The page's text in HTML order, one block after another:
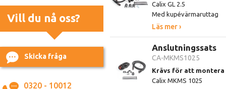
Vill du nå oss?
Skicka fråga
0320 - 10012
Calix GL 2.5
Med kupévärmaruttag
Läs mer ›
Anslutningssats
CA-MKMS1025
Krävs för att
Calix MKMS 1025